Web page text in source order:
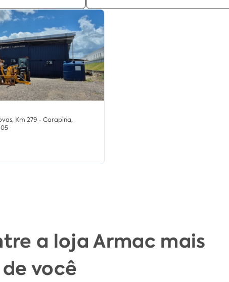
Km 279 - Carapina,
a loja Armac mais
você